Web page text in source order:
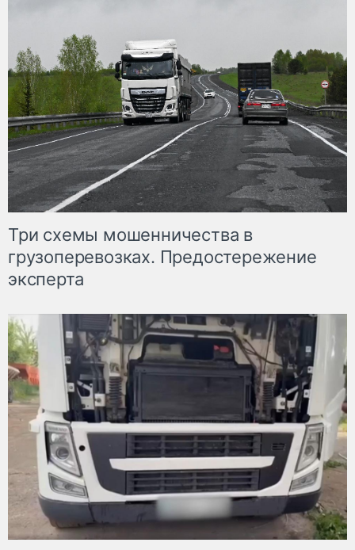
Три схемы мошенничества в
грузоперевозках. Предостережение
эксперта